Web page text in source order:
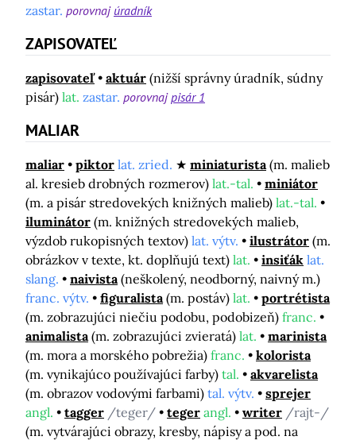
zastar. porovnaj úradník
ZAPISOVATEĽ
zapisovateľ aktuár (nižší správny úradník, súdny
pisár) lat. zastar. porovnajpisár 1
MALIAR
maliar piktor lat. zried. miniaturista (m. malieb
al. kresieb drobných rozmerov) lat.-tal.
miniátor
(m. a pisár stredovekých knižných malieb) lat.-tal.
iluminátor (m. knižných stredovekých malieb,
výzdob rukopisných textov) lat. výtv. ilustrátor (m.
obrázkov v texte, kt. doplňujú text) lat. insiťák lat.
slang.
naivista (neškolený, neodborný, naivný m.)
franc. výtv.
figuralista (m. postáv) lat.
portrétista
(m. zobrazujúci niečiu podobu, podobizeň) franc.
animalista (m. zobrazujúci zvieratá) lat.
marinista
(m. mora a morského pobrežia) franc.
kolorista
(m. vynikajúco používajúci farby) tal.
akvarelista
(m. obrazov vodovými farbami) tal. výtv.
sprejer
angl.
tagger /teger/ teger angl. writer /rajt-/
(m. vytvárajúci obrazy, kresby, nápisy a pod. na